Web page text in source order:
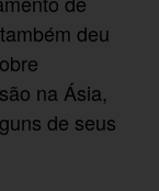
deu
na Ásia,
de seus